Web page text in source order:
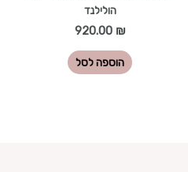
הולילנד
920.00 ₪
הוספה לסל